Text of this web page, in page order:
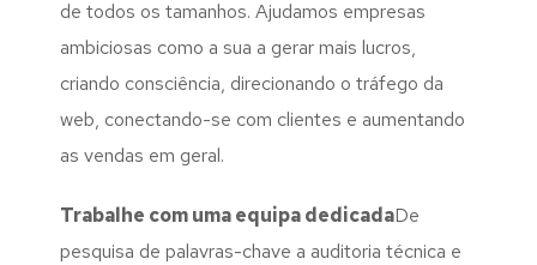
de todos os tamanhos. Ajudamos empresas
ambiciosas como a sua a gerar mais lucros,
criando consciência, direcionando o tráfego da
web, conectando-se com clientes e aumentando
as vendas em geral.
Trabalhe com umaequipa dedicadaDe
pesquisa de palavras-chave a auditoria técnica e